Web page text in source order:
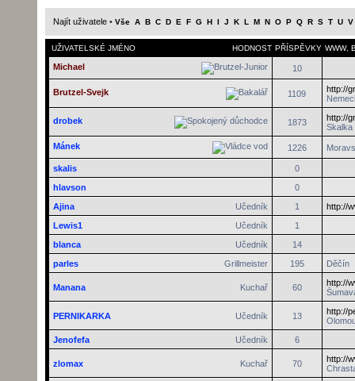
Najít uživatele• Vše A B C D E F G H I J K L M N O P Q R S T U V
HODNOST
UŽIVATELSKÉ JMÉNO PŘÍSPĚVKY WWW,
Michael 10
Brutzel-Svejk 1109
http://
drobek 1873
http://
Skalka
Mánek
1226
skalis
0
hlavson
0
Učedník
Ajina 1
http://
Učedník
Lewis1
1
Učedník
blanca
14
Grillmeister
parles 195 Děčín
Kuchař
Manana 60
http://
Učedník
PERNIKARKA 13
http://
Učedník
Jenofefa 6
Kuchař
zlomax 70
http://